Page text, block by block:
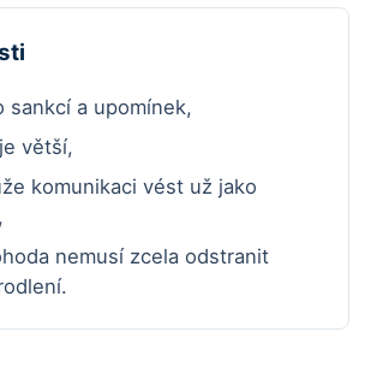
sankcí a upomínek,
větší,
komunikaci vést už jako
nemusí zcela odstranit